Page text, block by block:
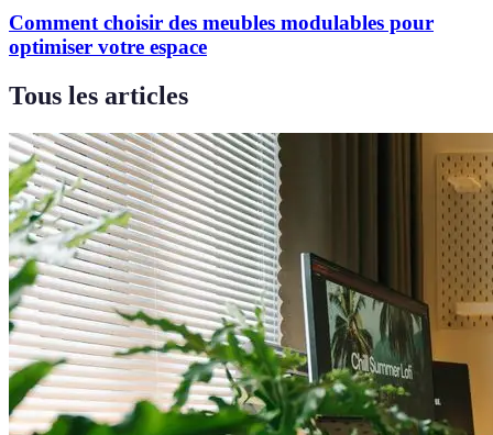
Comment choisir des meubles modulables pour
optimiser votre espace
Tous les articles